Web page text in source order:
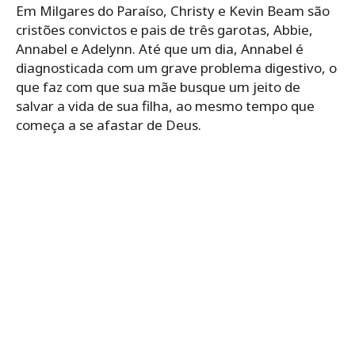
Em Milgares do Paraíso, Christy e Kevin Beam são
cristões convictos e pais de três garotas, Abbie,
Annabel e Adelynn. Até que um dia, Annabel é
diagnosticada com um grave problema digestivo, o
que faz com que sua mãe busque um jeito de
salvar a vida de sua filha, ao mesmo tempo que
começa a se afastar de Deus.